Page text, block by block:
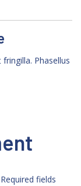
Phasellus
fields